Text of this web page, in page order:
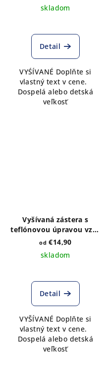
skladom
Detail
VYŚÍVANÉ Doplňte si
vlastný text v cene.
Dospelá alebo detská
veľkosť
Vyšívaná zástera s
teflónovou úpravou vzor
Kristián modrý
od €14,90
skladom
Detail
VYŠÍVANÉ Doplňte si
vlastný text v cene.
Dospelá alebo detská
veľkosť